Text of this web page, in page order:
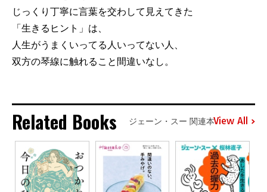
じっくり丁寧に言葉を交わして見えてきた
「生きるヒント」は、
人生がうまくいってる人いってない人、
双方の琴線に触れること間違いなし。
Related Books ジェーン・スー 関連本View All